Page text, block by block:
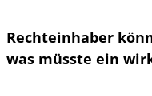
Rechteinhaber
was müsste ein